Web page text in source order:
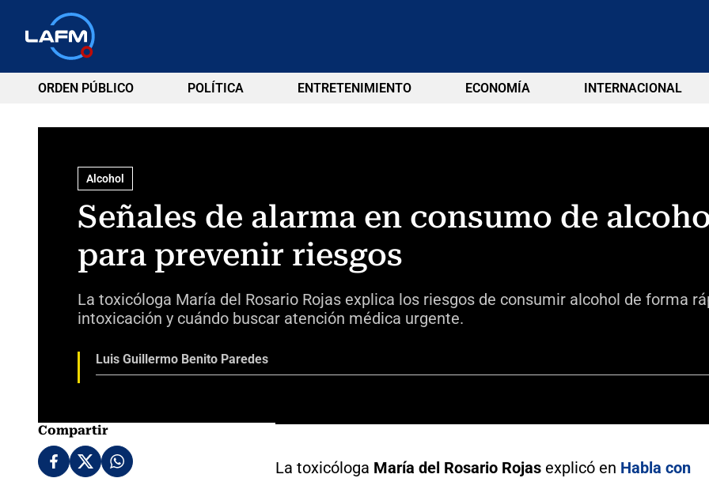
ORDEN PÚBLICO POLÍTICA ENTRETENIMIENTO ECONOMÍA INTERNACIONAL
Alcohol
Señales de alarma en consumo de
para prevenir riesgos
La toxicóloga María del Rosario Rojas explica los riesgos de consumir alcohol de forma
intoxicación y cuándo buscar atención médica urgente.
Luis Guillermo Benito Paredes
Compartir
La toxicóloga María del Rosario Rojasexplicó en Habla con